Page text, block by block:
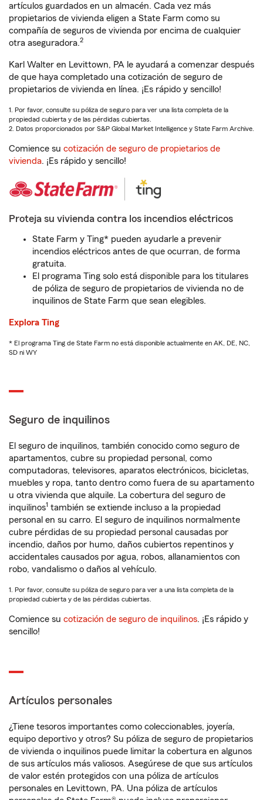
artículos guardados en un almacén. Cada vez más
propietarios de vivienda eligen a State Farm como su
compañía de seguros de vivienda por encima de cualquier
otra aseguradora.2
Karl Walter en Levittown, PA le ayudará a comenzar después
de que haya completado una cotización de seguro de
propietarios de vivienda en línea. ¡Es rápido y sencillo!
1. Por favor, consulte su póliza de seguro para ver una lista completa de la
propiedad cubierta y de las pérdidas cubiertas.
2. Datos proporcionados por S&P Global Market Intelligence y State Farm Archive.
Comience su cotización de seguro de propietarios de
vivienda. ¡Es rápido y sencillo!
Proteja su vivienda contra los incendios eléctricos
State Farm y Ting* pueden ayudarle a prevenir
incendios eléctricos antes de que ocurran, de forma
gratuita.
El programa Ting solo está disponible para los titulares
de póliza de seguro de propietarios de vivienda no de
inquilinos de State Farm que sean elegibles.
Explora Ting
* El programa Ting de State Farm no está disponible actualmente en AK, DE, NC,
SD ni WY
Seguro de inquilinos
El seguro de inquilinos, también conocido como seguro de
apartamentos, cubre su propiedad personal, como
computadoras, televisores, aparatos electrónicos, bicicletas,
muebles y ropa, tanto dentro como fuera de su apartamento
u otra vivienda que alquile. La cobertura del seguro de
inquilinos1 también se extiende incluso a la propiedad
personal en su carro. El seguro de inquilinos normalmente
cubre pérdidas de su propiedad personal causadas por
incendio, daños por humo, daños cubiertos repentinos y
accidentales causados por agua, robos, allanamientos con
robo, vandalismo o daños al vehículo.
1. Por favor, consulte su póliza de seguro para ver a una lista completa de la
propiedad cubierta y de las pérdidas cubiertas.
Comience su cotización de seguro de inquilinos. ¡Es rápido y
sencillo!
Artículos personales
¿Tiene tesoros importantes como coleccionables, joyería,
equipo deportivo y otros? Su póliza de seguro de propietarios
de vivienda o inquilinos puede limitar la cobertura en algunos
de sus artículos más valiosos. Asegúrese de que sus artículos
de valor estén protegidos con una póliza de artículos
personales en Levittown, PA. Una póliza de artículos